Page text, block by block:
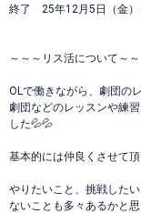
終了 25年12月5日（金）
～～～リス活について～～
OLで働きながら、劇団の
劇団などのレッスンや練
した💦💦
基本的には仲良くさせて
やりたいこと、挑戦した
ないことも多々あるかと